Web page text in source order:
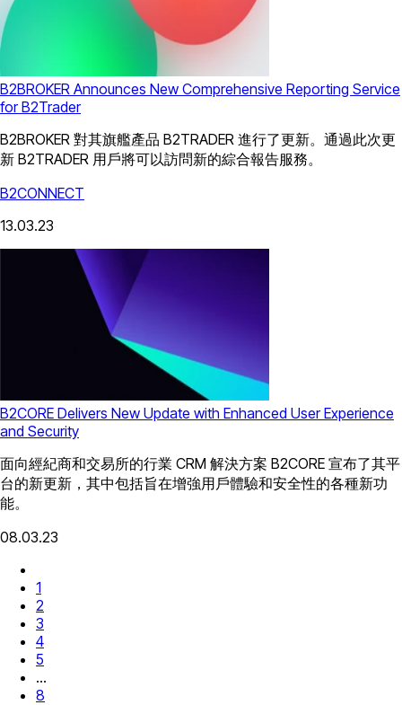
B2BROKER Announces New Comprehensive Reporting Service
for B2Trader
B2BROKER 對其旗艦產品 B2TRADER 進行了更新。通過此次更
新 B2TRADER 用戶將可以訪問新的綜合報告服務。
B2CONNECT
13.03.23
B2CORE Delivers New Update with Enhanced User Experience
and Security
面向經紀商和交易所的行業 CRM 解決方案 B2CORE 宣布了其平
台的新更新，其中包括旨在增強用戶體驗和安全性的各種新功
能。
08.03.23
1
2
3
4
5
...
8